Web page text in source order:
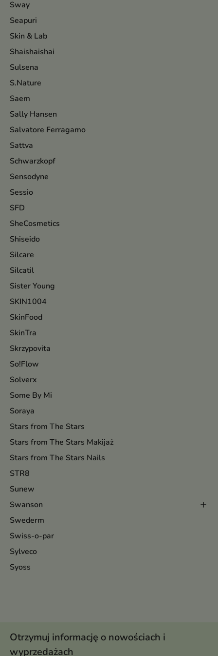
Sway
Seapuri
Skin & Lab
Shaishaishai
Sulsena
S.Nature
Saem
Sally Hansen
Salvatore Ferragamo
Sattva
Schwarzkopf
Sensodyne
Sessio
SFD
SheCosmetics
Shiseido
Silcare
Silcatil
Sister Young
SKIN1004
SkinFood
SkinTra
Skrzypovita
So!Flow
Solverx
Some By Mi
Soraya
Stars from The Stars
Stars from The Stars Makijaż
Stars from The Stars Nails
STR8
Sunew
Swanson
Swederm
Swiss-o-par
Sylveco
Syoss
Otrzymuj informację o nowościach i
wyprzedażach